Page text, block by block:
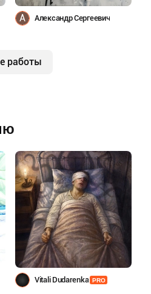
А Александр Сергеевич
работы
Vitali Dudarenka PRO